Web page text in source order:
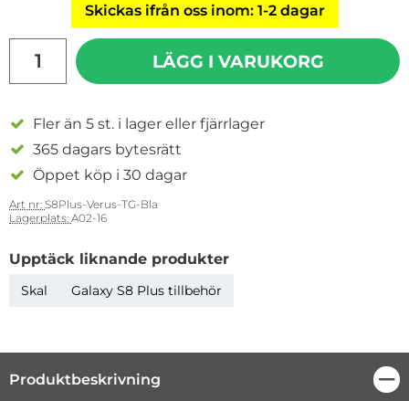
Skickas ifrån oss inom: 1-2 dagar
LÄGG I VARUKORG
Fler än 5 st. i lager eller fjärrlager
365 dagars bytesrätt
Öppet köp i 30 dagar
Art nr: S8Plus-Verus-TG-Bla
Lagerplats: A02-16
Upptäck liknande produkter
Skal Galaxy S8 Plus tillbehör
Produktbeskrivning